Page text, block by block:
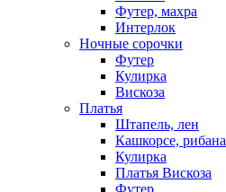
Футер, махра
Интерлок
Ночные сорочки
Футер
Кулирка
Вискоза
Платья
Штапель, лен
Кашкорсе, рибана
Кулирка
Платья Вискоза
Футер